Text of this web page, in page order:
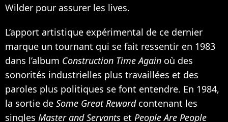
Wilder pour assurer les lives.
L’apport artistique expérimental de ce dernier
marque un tournant qui se fait ressentir en 1983
dans l’album Construction Time Again où des
sonorités industrielles plus travaillées et des
paroles plus politiques se font entendre. En 1984,
la sortie de Some Great Rewardcontenant les
singles Master and Servants et People Are People